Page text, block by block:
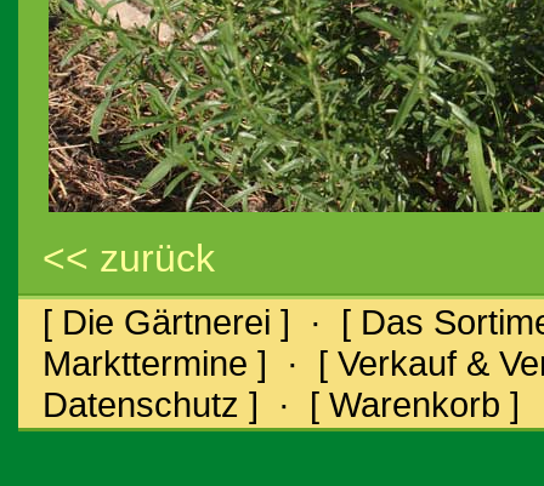
<< zurück
[ Die Gärtnerei ] · [ Das
Markttermine ] · [ Verkauf &
Datenschutz ] · [ Warenkorb ]